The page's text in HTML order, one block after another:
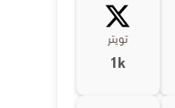
تويتر
1k